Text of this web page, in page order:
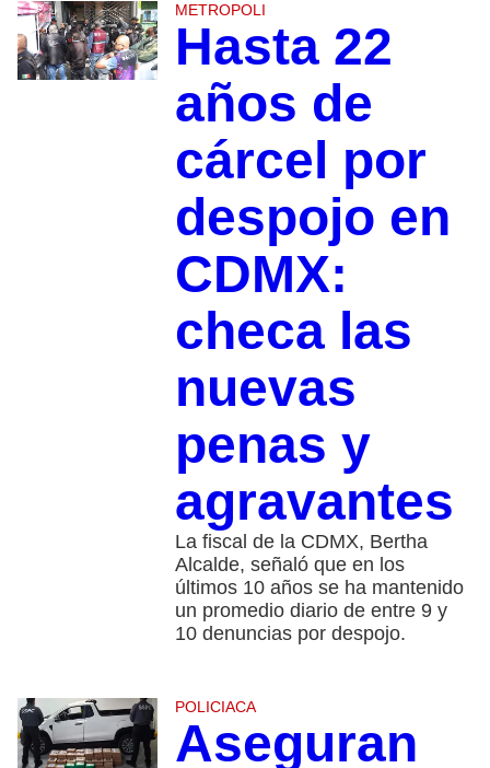
METROPOLI
Hasta 22
años de
cárcel por
despojo en
CDMX:
checa las
nuevas
penas y
agravantes
La fiscal de la CDMX, Bertha
Alcalde, señaló que en los
últimos 10 años se ha mantenido
un promedio diario de entre 9 y
10 denuncias por despojo.
POLICIACA
Aseguran